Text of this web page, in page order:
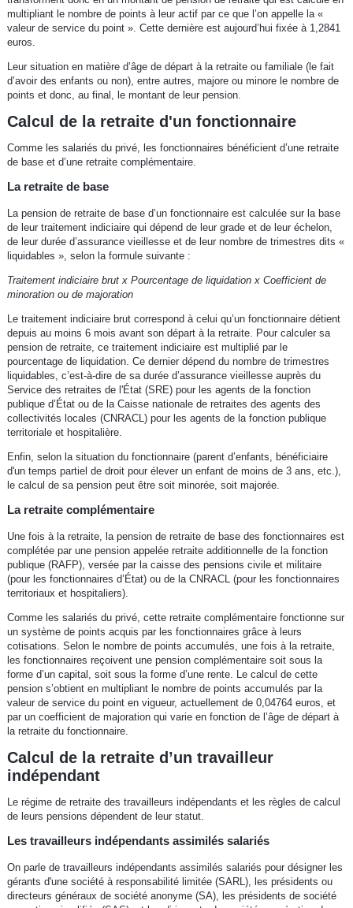
multipliant le nombre de points à leur actif par ce que l’on appelle la «
valeur de service du point ». Cette dernière est aujourd’hui fixée à 1,2841
euros.
Leur situation en matière d’âge de départ à la retraite ou familiale (le fait
d’avoir des enfants ou non), entre autres, majore ou minore le nombre de
points et donc, au final, le montant de leur pension.
Calcul de la retraite d'un fonctionnaire
Comme les salariés du privé, les fonctionnaires bénéficient d’une retraite
de base et d’une retraite complémentaire.
La retraite de base
La pension de retraite de base d’un fonctionnaire est calculée sur la base
de leur traitement indiciaire qui dépend de leur grade et de leur échelon,
de leur durée d’assurance vieillesse et de leur nombre de trimestres dits «
liquidables », selon la formule suivante :
Traitement indiciaire brut x Pourcentage de liquidation x Coefficient de
minoration ou de majoration
Le traitement indiciaire brut correspond à celui qu’un fonctionnaire détient
depuis au moins 6 mois avant son départ à la retraite. Pour calculer sa
pension de retraite, ce traitement indiciaire est multiplié par le
pourcentage de liquidation. Ce dernier dépend du nombre de trimestres
liquidables, c’est-à-dire de sa durée d’assurance vieillesse auprès du
Service des retraites de l'État (SRE) pour les agents de la fonction
publique d’État ou de la Caisse nationale de retraites des agents des
collectivités locales (CNRACL) pour les agents de la fonction publique
territoriale et hospitalière.
Enfin, selon la situation du fonctionnaire (parent d’enfants, bénéficiaire
d'un temps partiel de droit pour élever un enfant de moins de 3 ans, etc.),
le calcul de sa pension peut être soit minorée, soit majorée.
La retraite complémentaire
Une fois à la retraite, la pension de retraite de base des fonctionnaires est
complétée par une pension appelée retraite additionnelle de la fonction
publique (RAFP), versée par la caisse des pensions civile et militaire
(pour les fonctionnaires d’État) ou de la CNRACL (pour les fonctionnaires
territoriaux et hospitaliers).
Comme les salariés du privé, cette retraite complémentaire fonctionne sur
un système de points acquis par les fonctionnaires grâce à leurs
cotisations. Selon le nombre de points accumulés, une fois à la retraite,
les fonctionnaires reçoivent une pension complémentaire soit sous la
forme d’un capital, soit sous la forme d’une rente. Le calcul de cette
pension s’obtient en multipliant le nombre de points accumulés par la
valeur de service du point en vigueur, actuellement de 0,04764 euros, et
par un coefficient de majoration qui varie en fonction de l’âge de départ à
la retraite du fonctionnaire.
Calcul de la retraite d’un travailleur
indépendant
Le régime de retraite des travailleurs indépendants et les règles de calcul
de leurs pensions dépendent de leur statut.
Les travailleurs indépendants assimilés salariés
On parle de travailleurs indépendants assimilés salariés pour désigner les
gérants d'une société à responsabilité limitée (SARL), les présidents ou
directeurs généraux de société anonyme (SA), les présidents de société